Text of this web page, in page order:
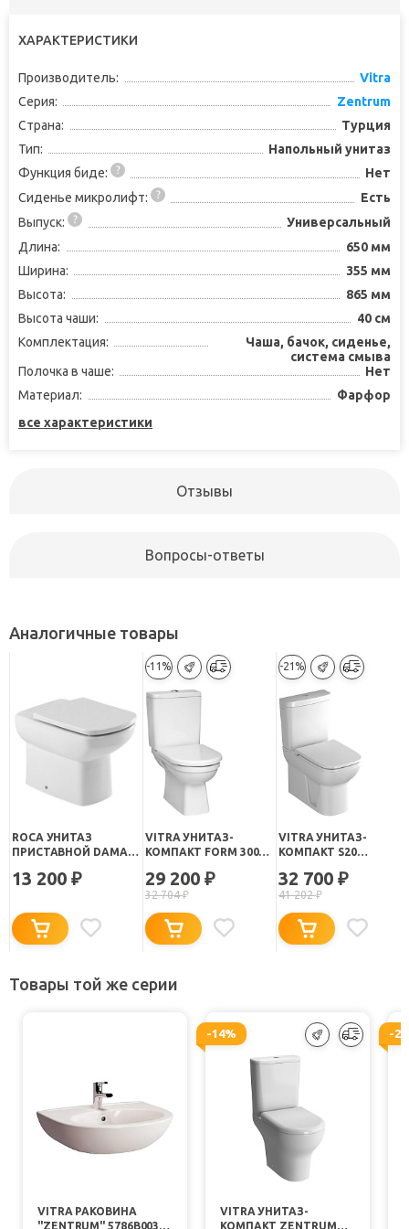
ХАРАКТЕРИСТИКИ
Производитель:
Vitra
Серия:
Zentrum
Страна:
Турция
Тип:
Напольный унитаз
Функция биде:
Нет
Сиденье микролифт:
Есть
Выпуск:
Универсальный
Длина:
650 мм
Ширина:
355 мм
Высота:
865 мм
Высота чаши:
40 см
Комплектация:
Чаша, бачок, сиденье,
система смыва
Полочка в чаше:
Нет
Материал:
Фарфор
все характеристики
Отзывы
Вопросы-ответы
Аналогичные товары
ROCA УНИТАЗ
ПРИСТАВНОЙ DAMA
347517000
13 200 ₽
-11%
VITRA УНИТАЗ-
КОМПАКТ FORM 300
МИКРОЛИФТОМ
29 200 ₽
32 704₽
-21%
VITRA УНИТАЗ-
КОМПАКТ S20
32 700 ₽
41 202₽
Товары той же серии
VITRA РАКОВИНА
"ZENTRUM" 5786B003-
-14%
VITRA УНИТАЗ-
КОМПАКТ ZENTRUM
-